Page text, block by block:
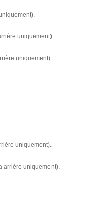
uniquement).
uniquement).
uniquement).
arrière uniquement).